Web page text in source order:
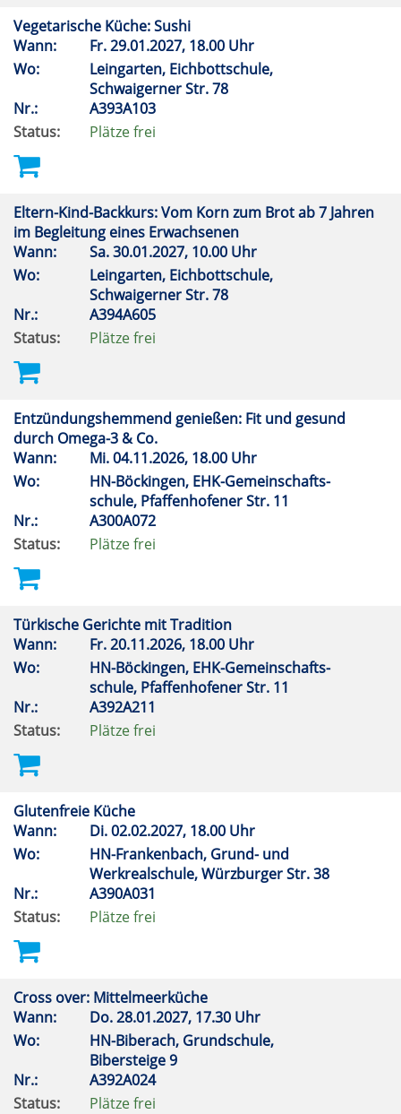
Vegetarische Küche: Sushi
Wann:
Fr.29.01.2027, 18.00 Uhr
Wo:
Leingarten, Eichbottschule,
Schwaigerner Str. 78
Nr.:
A393A103
Status:
Plätze frei
Eltern-Kind-Backkurs: Vom Korn zum Brot ab 7 Jahren
im Begleitung eines Erwachsenen
Wann:
Sa.30.01.2027, 10.00 Uhr
Wo:
Leingarten, Eichbottschule,
Schwaigerner Str. 78
Nr.:
A394A605
Status:
Plätze frei
Entzündungshemmend genießen: Fit und gesund
durch Omega-3 & Co.
Wann:
Mi.04.11.2026, 18.00 Uhr
Wo:
HN-Böckingen, EHK-Gemeinschafts-
schule, Pfaffenhofener Str. 11
Nr.:
A300A072
Status:
Plätze frei
Türkische Gerichte mit Tradition
Wann:
Fr.20.11.2026, 18.00 Uhr
Wo:
HN-Böckingen, EHK-Gemeinschafts-
schule, Pfaffenhofener Str. 11
Nr.:
A392A211
Status:
Plätze frei
Glutenfreie Küche
Wann:
Di.02.02.2027, 18.00 Uhr
Wo:
HN-Frankenbach, Grund- und
Werkrealschule, Würzburger Str. 38
Nr.:
A390A031
Status:
Plätze frei
Cross over: Mittelmeerküche
Wann:
Do.28.01.2027, 17.30 Uhr
Wo:
HN-Biberach, Grundschule,
Bibersteige 9
Nr.:
A392A024
Status:
Plätze frei